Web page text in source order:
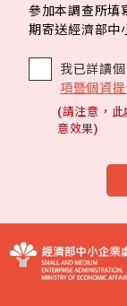
參加本調查所填
期寄送經濟部中
我已詳讀
項暨個資
(請注意，此
意效果)